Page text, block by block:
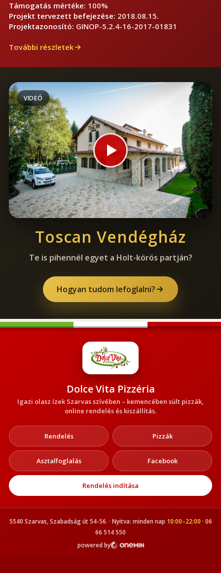
Támogatás mértéke: 100%
Projekt tervezett befejezése: 2018.08.15.
Projektazonosító: GINOP-5.2.4-16-2017-01831
További részletek
Toscan Vendégház
Te is pihennél egyet a Holt-körös partján?
Hogyan tudom lefoglalni?
VIDEÓ
Dolce Vita Pizzéria
Igazi olasz ízek Szarvas szívében – kemencében sült pizzák,
online rendelés és kiszállítás.
Rendelés Pizzák
Asztalfoglalás Facebook
Rendelés indítása
5540 Szarvas, Szabadság út 54-56. · Nyitva: minden nap 10:00–22:00 · 06
66 514 550
powered by